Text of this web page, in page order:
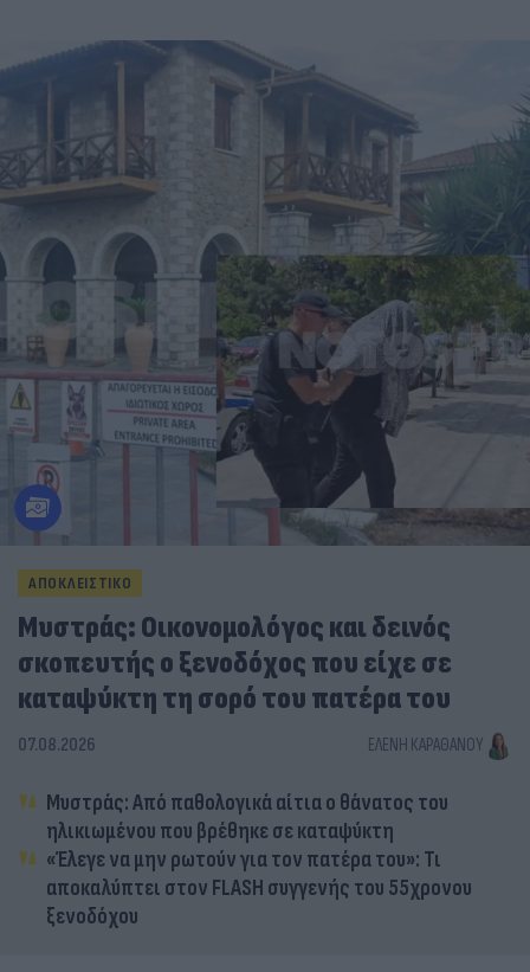
ΑΠΟΚΛΕΙΣΤΙΚΟ
Μυστράς: Οικονομολόγος και δεινός
σκοπευτής ο ξενοδόχος που είχε σε
καταψύκτη τη σορό του πατέρα του
07.08.2026 ΕΛΈΝΗ ΚΑΡΑΘΆΝΟΥ
Μυστράς: Από παθολογικά αίτια ο θάνατος του
ηλικιωμένου που βρέθηκε σε καταψύκτη
«Έλεγε να μην ρωτούν για τον πατέρα του»: Τι
αποκαλύπτει στον FLASH συγγενής του 55χρονου
ξενοδόχου